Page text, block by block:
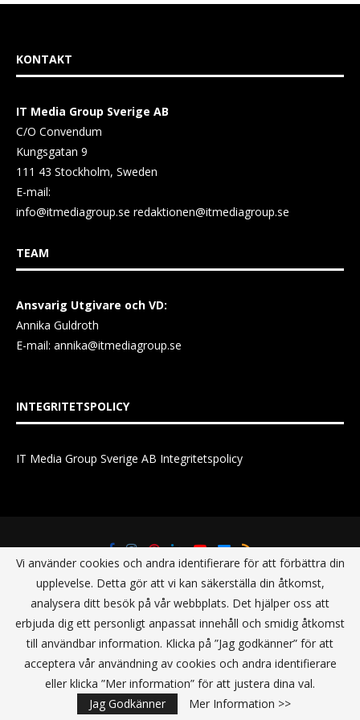
KONTAKT
IT Media Group Sverige AB
C/O Convendum
Kungsgatan 9
111 43 Stockholm, Sweden
E-mail:
info@itmediagroup.se redaktionen@itmediagroup.se
TEAM
Ansvarig Utgivare och VD:
Annika Guldroth
E-mail: annika@itmediagroup.se
INTEGRITETSPOLICY
IT Media Group Sverige AB Integritetspolicy
@2021 - All Right Reserved. Designed and Developed byIT Media
Group Sverige AB
Vi använder cookies och andra identifierare för att förbättra din
upplevelse. Detta gör att vi kan säkerställa din åtkomst,
analysera ditt besök på vår webbplats. Det hjälper oss att
erbjuda dig ett personligt anpassat innehåll och smidig åtkomst
till användbar information. Klicka på ”Jag godkänner” för att
acceptera vår användning av cookies och andra identifierare
eller klicka ”Mer information” för att justera dina val.
Jag Godkänner
Mer Information >>